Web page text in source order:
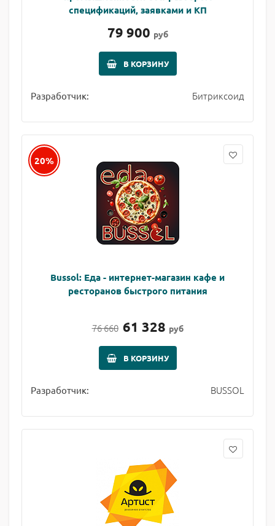
спецификаций, заявками и КП
79 900 руб
В КОРЗИНУ
Разработчик: Битриксоид
20%
Bussol: Еда - интернет-магазин кафе и
ресторанов быстрого питания
76 660 61 328 руб
В КОРЗИНУ
Разработчик: BUSSOL